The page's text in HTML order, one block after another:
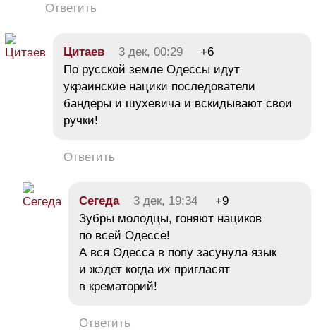
Ответить
Цитаев 3 дек, 00:29
+6
По русской земле Одессы идут
украинские нацики последователи
бандеры и шухевича и вскидывают свои
ручки!
Ответить
Сегеда 3 дек, 19:34
+9
Зубры молодцы, гоняют нациков
по всей Одессе!
А вся Одесса в попу засунула язык
и жэдет когда их пригласят
в крематорий!
Ответить